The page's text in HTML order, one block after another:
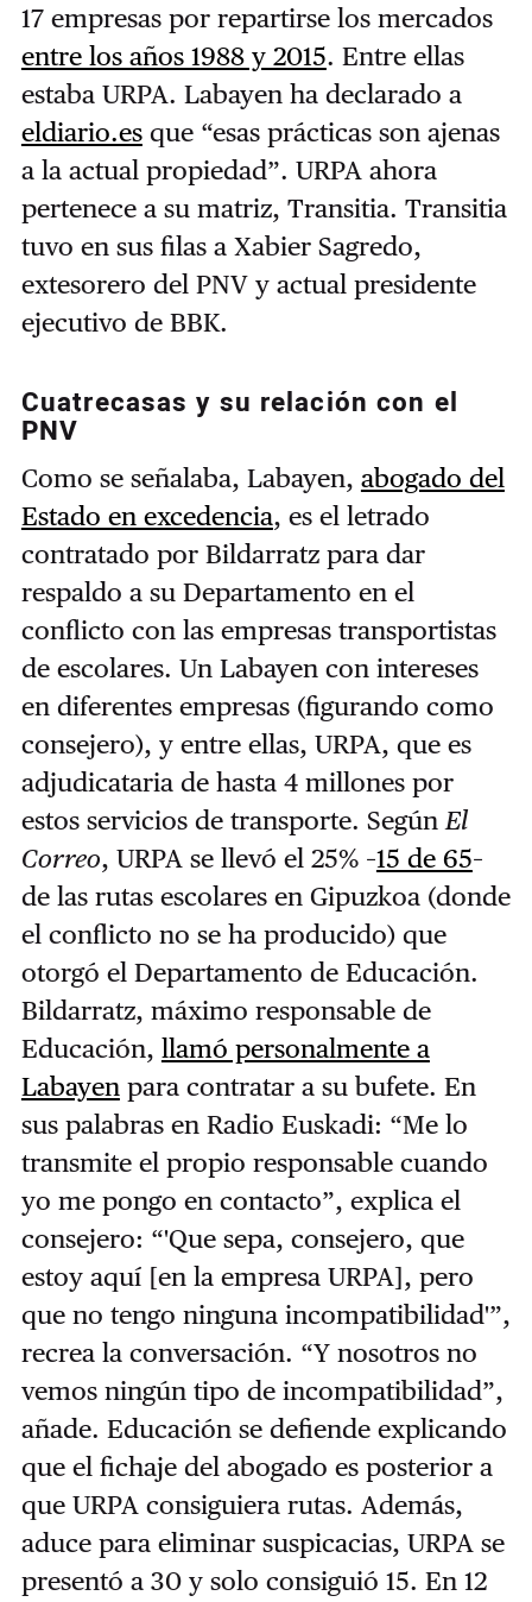
17 empresas por repartirse los mercados
entre los años 1988 y 2015. Entre ellas
estaba URPA. Labayen ha declarado a
eldiario.esque “esas prácticas son ajenas
a la actual propiedad”. URPA ahora
pertenece a su matriz, Transitia. Transitia
tuvo en sus filas a Xabier Sagredo,
extesorero del PNV y actual presidente
ejecutivo de BBK.
Cuatrecasas y su relación con el
PNV
Como se señalaba, Labayen, abogado del
Estado en excedencia, es el letrado
contratado por Bildarratz para dar
respaldo a su Departamento en el
conflicto con las empresas transportistas
de escolares. Un Labayen con intereses
en diferentes empresas (figurando como
consejero), y entre ellas, URPA, que es
adjudicataria de hasta 4 millones por
estos servicios de transporte. Según El
Correo, URPA se llevó el 25% –15 de 65–
de las rutas escolares en Gipuzkoa (donde
el conflicto no se ha producido) que
otorgó el Departamento de Educación.
Bildarratz, máximo responsable de
Educación, llamó personalmente a
Labayen para contratar a su bufete. En
sus palabras en Radio Euskadi: “Me lo
transmite el propio responsable cuando
yo me pongo en contacto”, explica el
consejero: “'Que sepa, consejero, que
estoy aquí [en la empresa URPA], pero
que no tengo ninguna incompatibilidad'”,
recrea la conversación. “Y nosotros no
vemos ningún tipo de incompatibilidad”,
añade. Educación se defiende explicando
que el fichaje del abogado es posterior a
que URPA consiguiera rutas. Además,
aduce para eliminar suspicacias, URPA se
presentó a 30 y solo consiguió 15. En 12